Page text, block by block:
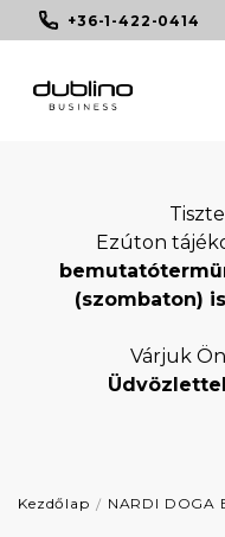
+36-1-422-0414
Ezúton
(szombaton)
Várjuk
Kezdőlap NARDI DOGA